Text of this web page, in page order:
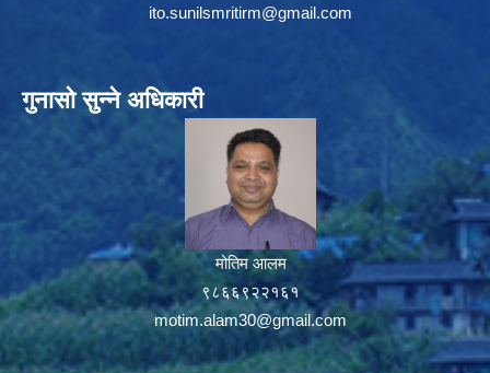
ito.sunilsmritirm@gmail.com
गुनासो सुन्ने अधिकारी
मोतिम आलम
९८६६९२२१६१
motim.alam30@gmail.com